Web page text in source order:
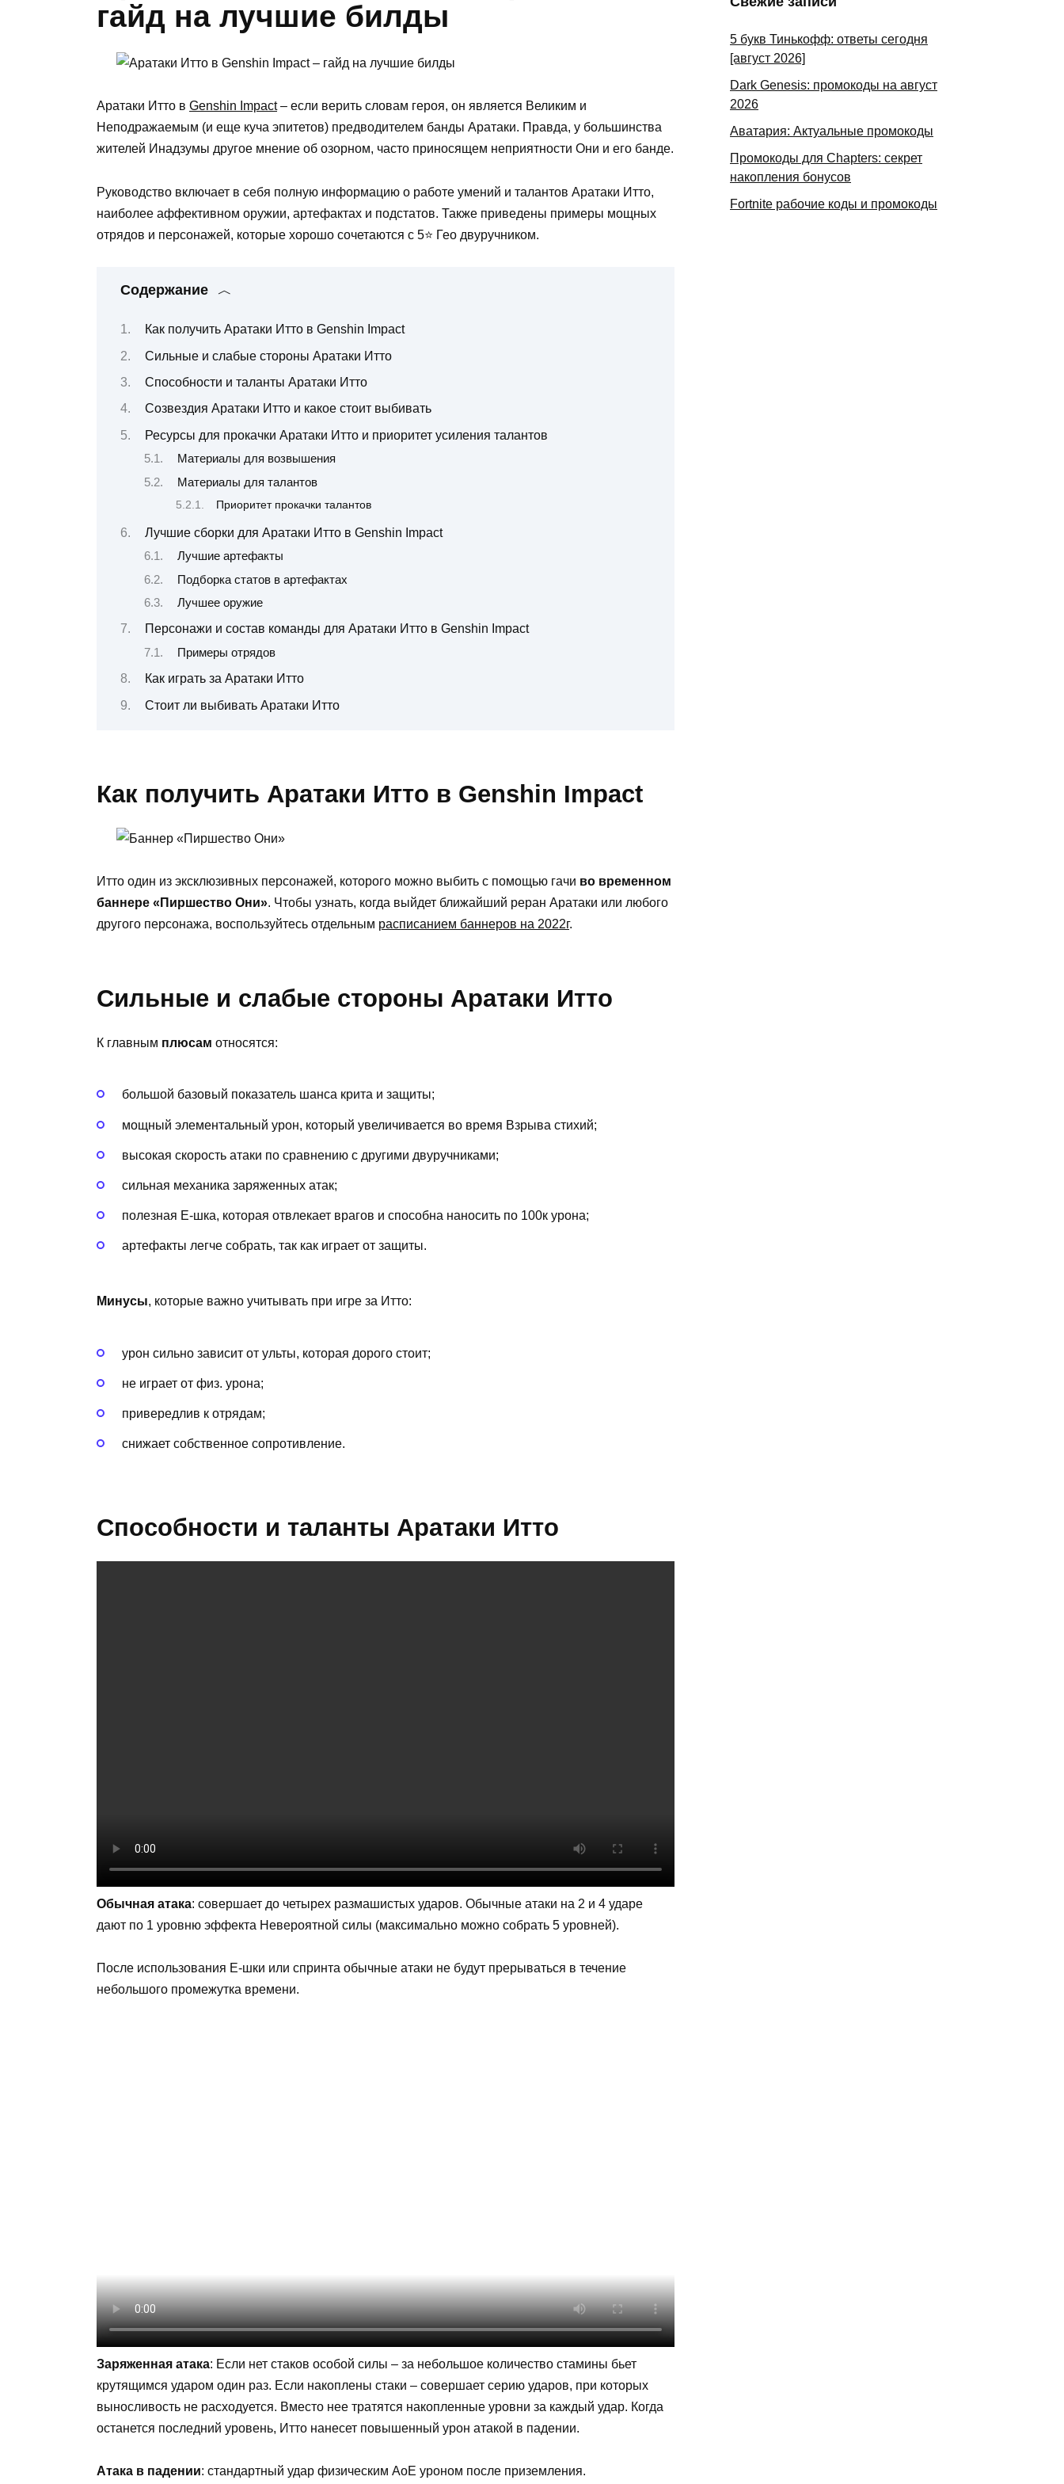
гайд на лучшие билды
Аратаки Итто в Genshin Impact– если верить словам героя, он является Великим и
Неподражаемым (и еще куча эпитетов) предводителем банды Аратаки. Правда, у большинства
жителей Инадзумы другое мнение об озорном, часто приносящем неприятности Они и его банде.
Руководство включает в себя полную информацию о работе умений и талантов Аратаки Итто,
наиболее аффективном оружии, артефактах и подстатов. Также приведены примеры мощных
отрядов и персонажей, которые хорошо сочетаются с 5⭐ Гео двуручником.
Содержание
Как получить Аратаки Итто в Genshin Impact
Сильные и слабые стороны Аратаки Итто
Способности и таланты Аратаки Итто
Созвездия Аратаки Итто и какое стоит выбивать
Ресурсы для прокачки Аратаки Итто и приоритет усиления талантов
Материалы для возвышения
Материалы для талантов
Приоритет прокачки талантов
Лучшие сборки для Аратаки Итто в Genshin Impact
Лучшие артефакты
Подборка статов в артефактах
Лучшее оружие
Персонажи и состав команды для Аратаки Итто в Genshin Impact
Примеры отрядов
Как играть за Аратаки Итто
Стоит ли выбивать Аратаки Итто
Как получить Аратаки Итто в Genshin Impact
Итто один из эксклюзивных персонажей, которого можно выбить с помощью гачи во временном
баннере «Пиршество Они». Чтобы узнать, когда выйдет ближайший реран Аратаки или любого
другого персонажа, воспользуйтесь отдельным расписанием баннеров на 2022г.
Сильные и слабые стороны Аратаки Итто
К главным плюсам относятся:
большой базовый показатель шанса крита и защиты;
мощный элементальный урон, который увеличивается во время Взрыва стихий;
высокая скорость атаки по сравнению с другими двуручниками;
сильная механика заряженных атак;
полезная Е-шка, которая отвлекает врагов и способна наносить по 100к урона;
артефакты легче собрать, так как играет от защиты.
Минусы, которые важно учитывать при игре за Итто:
урон сильно зависит от ульты, которая дорого стоит;
не играет от физ. урона;
привередлив к отрядам;
снижает собственное сопротивление.
Способности и таланты Аратаки Итто
Обычная атака: совершает до четырех размашистых ударов. Обычные атаки на 2 и 4 ударе
дают по 1 уровню эффекта Невероятной силы (максимально можно собрать 5 уровней).
После использования Е-шки или спринта обычные атаки не будут прерываться в течение
небольшого промежутка времени.
Заряженная атака: Если нет стаков особой силы – за небольшое количество стамины бьет
крутящимся ударом один раз. Если накоплены стаки – совершает серию ударов, при которых
выносливость не расходуется. Вместо нее тратятся накопленные уровни за каждый удар. Когда
останется последний уровень, Итто нанесет повышенный урон атакой в падении.
Атака в падении: стандартный удар физическим АоЕ уроном после приземления.
5 букв Тинькофф: ответы сегодня
[август 2026]
Dark Genesis: промокоды на август
2026
Аватария: Актуальные промокоды
Промокоды для Chapters: секрет
накопления бонусов
Fortnite рабочие коды и промокоды